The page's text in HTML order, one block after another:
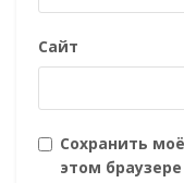
Сайт
Сохранить
этом